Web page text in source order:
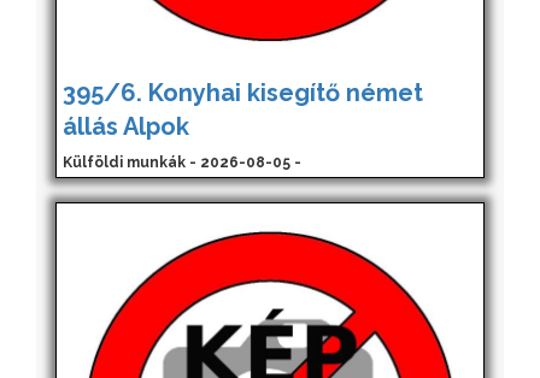
395/6. Konyhai kisegítő német
állás Alpok
Külföldi munkák - 2026-08-05 -